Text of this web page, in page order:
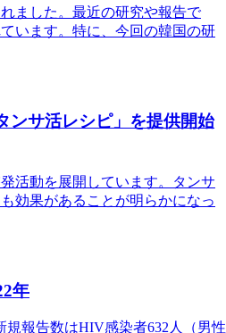
ました。最近の研究や報告で
います。特に、今回の韓国の研
サ活レシピ」を提供開始
活動を展開しています。タンサ
効果があることが明らかになっ
年
報告数はHIV感染者632人（男性